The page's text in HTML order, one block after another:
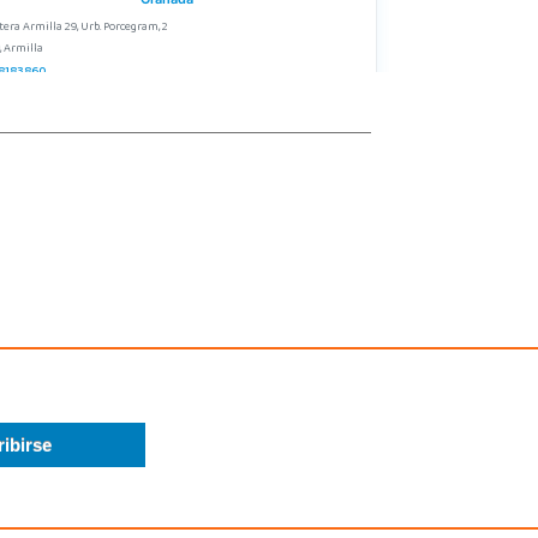
Armilla 29, Urb. Porcegram, 2
Armilla
STOCK DISPONIBLE
Juguetilandia Finestrat